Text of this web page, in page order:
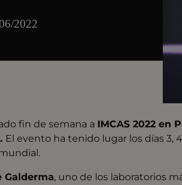
2022
fin de semana a IMCAS 2022 en
El evento ha tenido lugar los días
Galderma, uno de los laboratorios